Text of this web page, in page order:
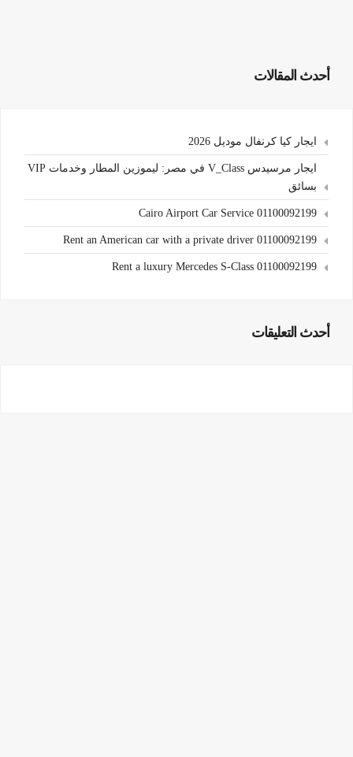
أحدث المقالات
ايجار كيا كرنفال موديل 2026
ايجار مرسيدس V_Class في مصر: ليموزين المطار وخدمات VIP
بسائق
Cairo Airport Car Service 01100092199
Rent an American car with a private driver 01100092199
Rent a luxury Mercedes S-Class 01100092199
أحدث التعليقات